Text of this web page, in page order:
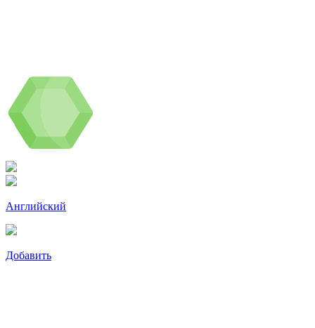
Английский
Добавить